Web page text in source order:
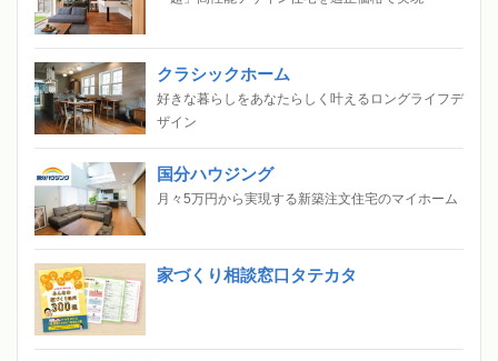
クラシックホーム
好きな暮らしをあなたらしく叶えるロングライフデ
ザイン
国分ハウジング
月々5万円から実現する新築注文住宅のマイホーム
家づくり相談窓口タテカタ